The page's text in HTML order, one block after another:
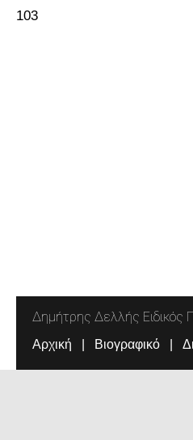
103
Δημήτρης Δελλής Ειδικός
Αρχική Βιογραφικό